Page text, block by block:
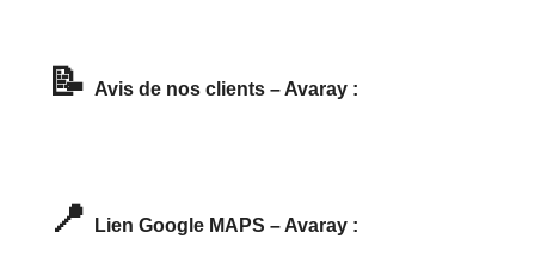
📝 Avis de nos clients – Avaray :
📍 Lien Google MAPS – Avaray :